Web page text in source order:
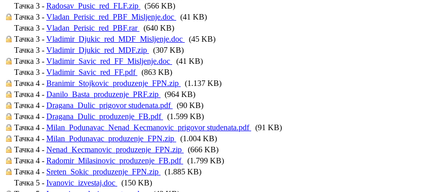
Тачка 3 - Radosav_Pusic_red_FLF.zip
(566 KB)
Тачка 3 - Vladan_Perisic_red_PBF_Misljenje.doc
(41 KB)
Тачка 3 - Vladan_Perisic_red_PBF.rar
(640 KB)
Тачка 3 - Vladimir_Djukic_red_MDF_Misljenje.doc
(45 KB)
Тачка 3 - Vladimir_Djukic_red_MDF.zip
(307 KB)
Тачка 3 - Vladimir_Savic_red_FF_Misljenje.doc
(41 KB)
Тачка 3 - Vladimir_Savic_red_FF.pdf
(863 KB)
Тачка 4 - Branimir_Stojkovic_produzenje_FPN.zip
(1.137 KB)
Тачка 4 - Danilo_Basta_produzenje_PRF.zip
(964 KB)
Тачка 4 - Dragana_Dulic_prigovor studenata.pdf
(90 KB)
Тачка 4 - Dragana_Dulic_produzenje_FB.pdf
(1.599 KB)
Тачка 4 - Milan_Podunavac_Nenad_Kecmanovic_prigovor studenata.pdf
(91 KB)
Тачка 4 - Milan_Podunavac_produzenje_FPN.zip
(1.004 KB)
Тачка 4 - Nenad_Kecmanovic_produzenje_FPN.zip
(666 KB)
Тачка 4 - Radomir_Milasinovic_produzenje_FB.pdf
(1.799 KB)
Тачка 4 - Sreten_Sokic_produzenje_FPN.zip
(1.885 KB)
Тачка 5 - Ivanovic_izvestaj.doc
(150 KB)